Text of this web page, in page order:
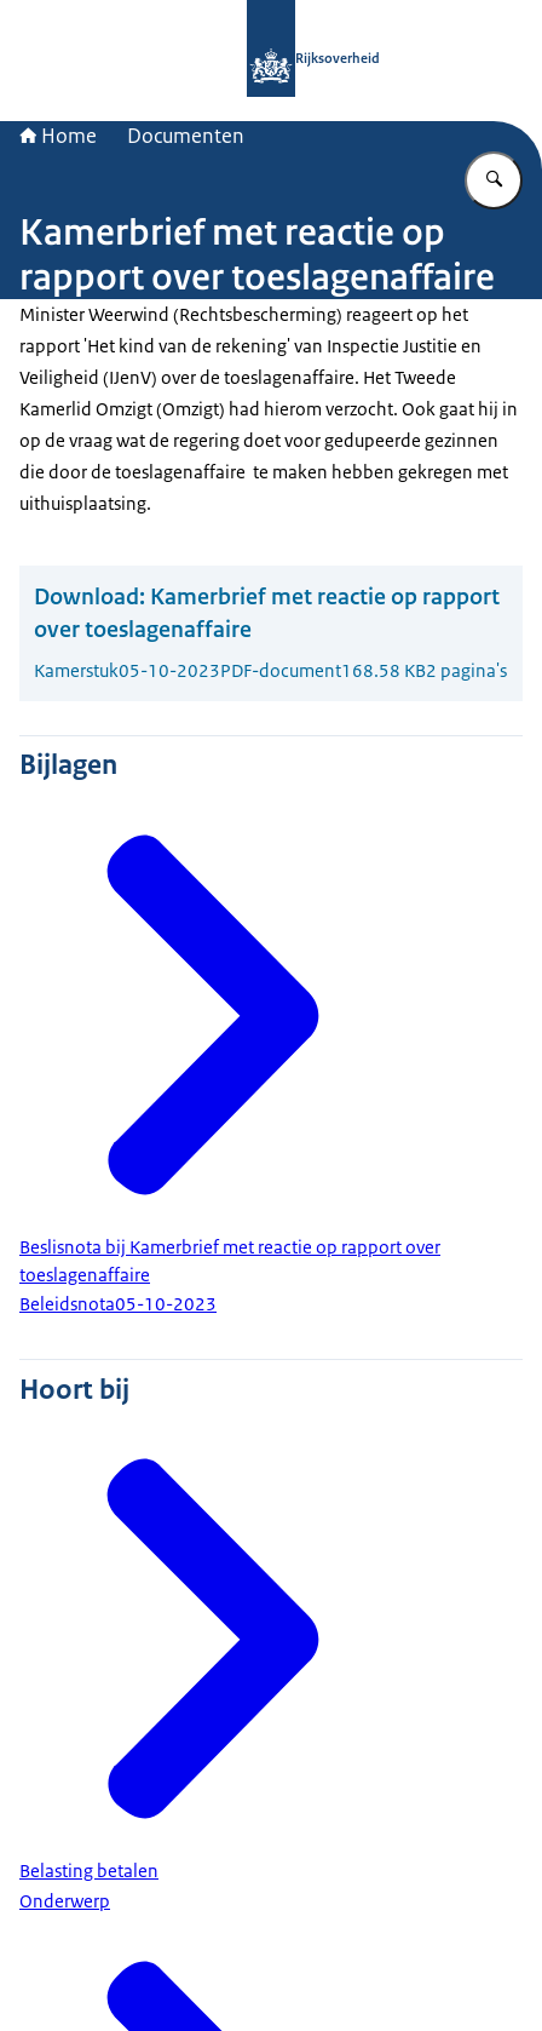
Rijksoverheid
Home Documenten
Kamerbrief met reactie op
rapport over toeslagenaffaire
Minister Weerwind (Rechtsbescherming) reageert op het
rapport 'Het kind van de rekening' van Inspectie Justitie en
Veiligheid (IJenV) over de toeslagenaffaire. Het Tweede
Kamerlid Omzigt (Omzigt) had hierom verzocht. Ook gaat hij in
op de vraag wat de regering doet voor gedupeerde gezinnen
die door de toeslagenaffaire te maken hebben gekregen met
uithuisplaatsing.
Download: Kamerbrief met reactie op rapport
over toeslagenaffaire
Kamerstuk05-10-2023PDF-document168.58 KB2 pagina's
Bijlagen
Beslisnota bij Kamerbrief met reactie op rapport over
toeslagenaffaire
Beleidsnota05-10-2023
Hoort bij
Belasting betalen
Onderwerp